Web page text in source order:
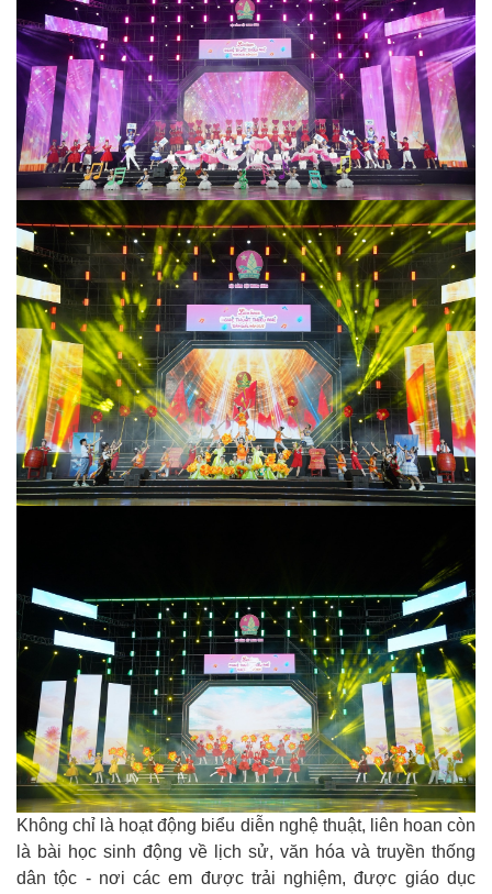
Không chỉ là hoạt động biểu diễn nghệ thuật, liên hoan còn
là bài học sinh động về lịch sử, văn hóa và truyền thống
dân tộc - nơi các em được trải nghiệm, được giáo dục